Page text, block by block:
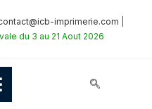
imprimerie.com
du 3 au 21 Aout 2026